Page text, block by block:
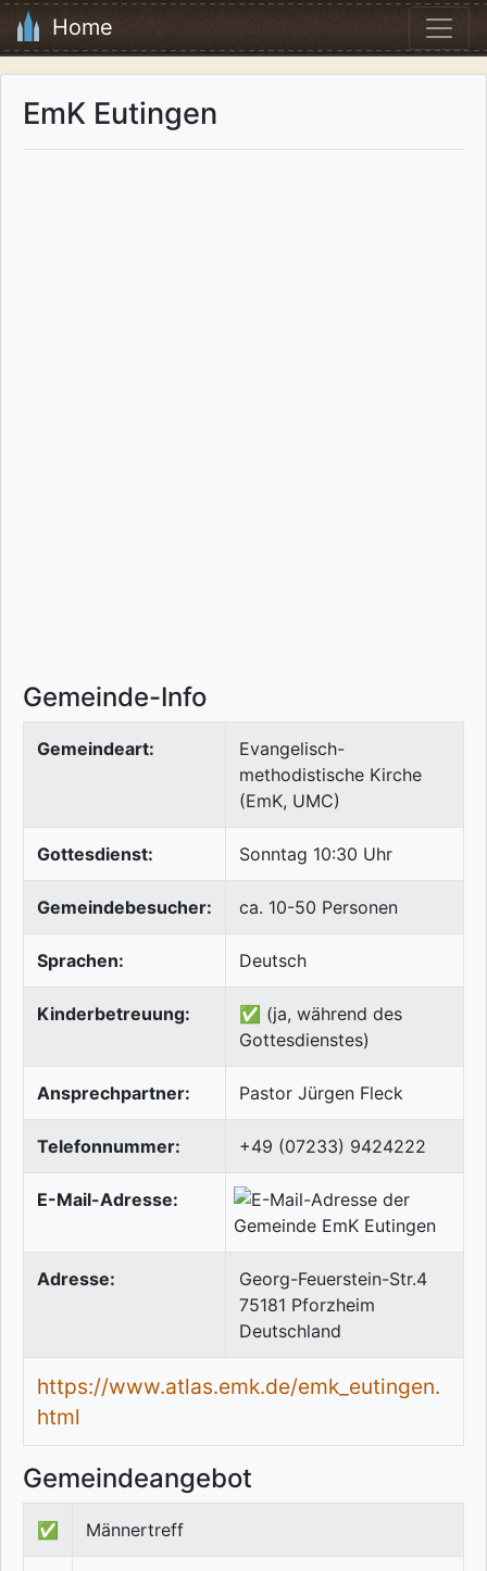
Home
EmK Eutingen
Gemeinde-Info
Gemeindeart:
Evangelisch-
methodistische Kirche
(EmK, UMC)
Gottesdienst: Sonntag 10:30 Uhr
Gemeindebesucher: ca. 10-50 Personen
Sprachen: Deutsch
Kinderbetreuung:
✅ (ja, während des
Gottesdienstes)
Ansprechpartner: Pastor Jürgen Fleck
Telefonnummer: +49 (07233) 9424222
E-Mail-Adresse:
Adresse:
Georg-Feuerstein-Str.4
75181 Pforzheim
Deutschland
https://www.atlas.emk.de/emk_eutingen.
html
Gemeindeangebot
✅ Männertreff